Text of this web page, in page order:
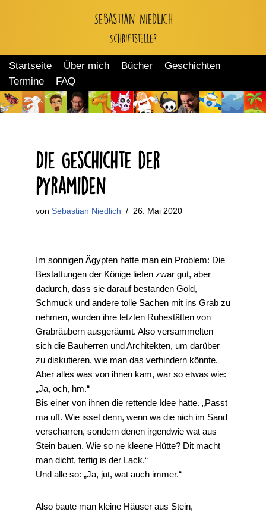
springen
Sebastian Niedlich
Schriftsteller
Startseite Über mich Bücher
Geschichten
Termine
FAQ
Die Geschichte der
Pyramiden
von Sebastian Niedlich 26. Mai 2020
Im sonnigen Ägypten hatte man ein Problem: Die
Bestattungen der Könige liefen zwar gut, aber
dadurch, dass sie darauf bestanden Gold,
Schmuck und andere tolle Sachen mit ins Grab zu
nehmen, wurden ihre letzten Ruhestätten von
Grabräubern ausgeräumt. Also versammelten
sich die Bauherren und Architekten, um darüber
zu diskutieren, wie man das verhindern könnte.
Aber alles was von ihnen kam, war so etwas wie:
„Ja, och, hm.“
Bis einer von ihnen die rettende Idee hatte. „Passt
ma uff. Wie isset denn, wenn wa die nich im Sand
verscharren, sondern denen irgendwie wat aus
Stein bauen. Wie so ne kleene Hütte? Dit macht
man dicht, fertig is der Lack.“
Und alle so: „Ja, jut, wat auch immer.“
Also baute man kleine Häuser aus Stein,